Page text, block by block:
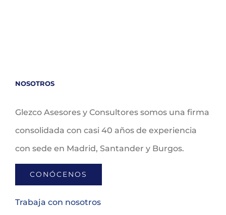
NOSOTROS
Glezco Asesores y Consultores somos una firma
consolidada con casi 40 años de experiencia
con sede en Madrid, Santander y Burgos.
CONÓCENOS
Trabaja con nosotros